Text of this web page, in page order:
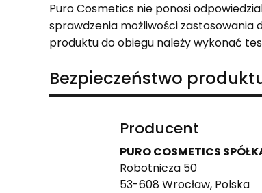
Puro Cosmetics nie ponosi
sprawdzenia możliwości
produktu do obiegu należy wykonać
Bezpieczeństwo
Producent
PURO COSMETICS
Robotnicza 50
53-608 Wrocław, Polska